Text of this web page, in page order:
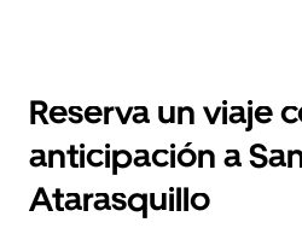
el
y
selecciona
una
Reserva un viaje
anticipación a
Atarasquillo